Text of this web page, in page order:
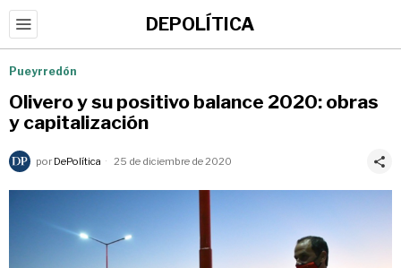
DEPOLÍTICA
Pueyrredón
Olivero y su positivo balance 2020: obras
y capitalización
por DePolítica 25 de diciembre de 2020